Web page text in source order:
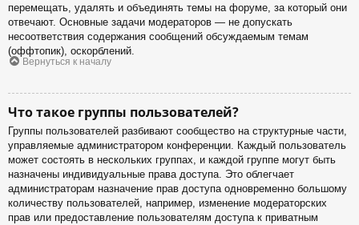
перемещать, удалять и объединять темы на форуме, за который они
отвечают. Основные задачи модераторов — не допускать
несоответствия содержания сообщений обсуждаемым темам
(оффтопик), оскорблений.
Вернуться к началу
Что такое группы пользователей?
Группы пользователей разбивают сообщество на структурные части,
управляемые администратором конференции. Каждый пользователь
может состоять в нескольких группах, и каждой группе могут быть
назначены индивидуальные права доступа. Это облегчает
администраторам назначение прав доступа одновременно большому
количеству пользователей, например, изменение модераторских
прав или предоставление пользователям доступа к приватным